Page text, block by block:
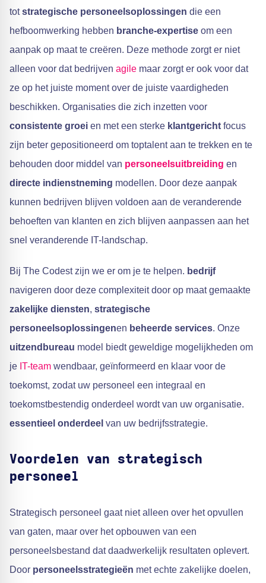
totstrategische personeelsoplossingen die een
hefboomwerking hebben branche-expertise om een
aanpak op maat te creëren. Deze methode zorgt er niet
alleen voor dat bedrijven agile maar zorgt er ook voor dat
ze op het juiste moment over de juiste vaardigheden
beschikken. Organisaties die zich inzetten voor
consistente groei en met een sterke klantgericht focus
zijn beter gepositioneerd om toptalent aan te trekken en te
behouden door middel van personeelsuitbreiding en
directe indienstneming modellen. Door deze aanpak
kunnen bedrijven blijven voldoen aan de veranderende
behoeften van klanten en zich blijven aanpassen aan het
snel veranderende IT-landschap.
Bij The Codest zijn we er om je te helpen. bedrijf
navigeren door deze complexiteit door op maat gemaakte
zakelijke diensten, strategische
personeelsoplossingenen beheerde services. Onze
uitzendbureau model biedt geweldige mogelijkheden om
je IT-team wendbaar, geïnformeerd en klaar voor de
toekomst, zodat uw personeel een integraal en
toekomstbestendig onderdeel wordt van uw organisatie.
essentieel onderdeel van uw bedrijfsstrategie.
Voordelen van strategisch
personeel
Strategisch personeel gaat niet alleen over het opvullen
van gaten, maar over het opbouwen van een
personeelsbestand dat daadwerkelijk resultaten oplevert.
Door personeelsstrategieën met echte zakelijke doelen,